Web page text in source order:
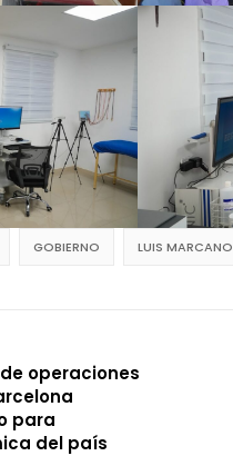
GOBIERNO LUIS MARCANO
operaciones
para
del país